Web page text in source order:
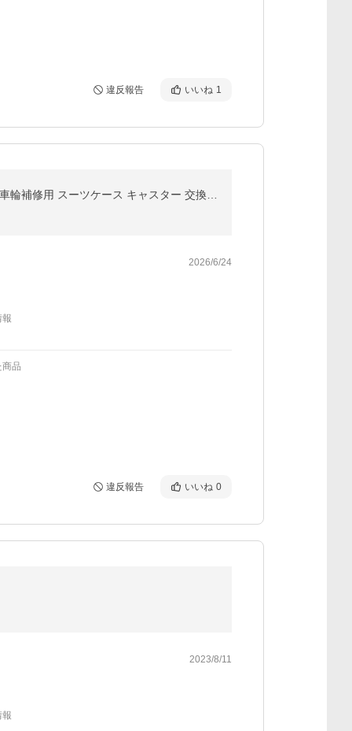
違反報告 いいね 1
2026/6/24
報
品
違反報告 いいね 0
2023/8/11
報